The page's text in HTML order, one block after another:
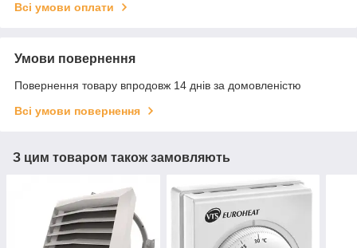
Всі умови оплати
Умови повернення
Повернення товару впродовж 14 днів за домовленістю
Всі умови повернення
З цим товаром також замовляють